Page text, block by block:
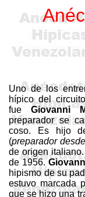
Uno de los
hípico del
fueGiovanni
preparador se
coso. Es hijo
(preparador
de origen
de 1956.
hipismo de su
estuvo marcada
que se hizo una